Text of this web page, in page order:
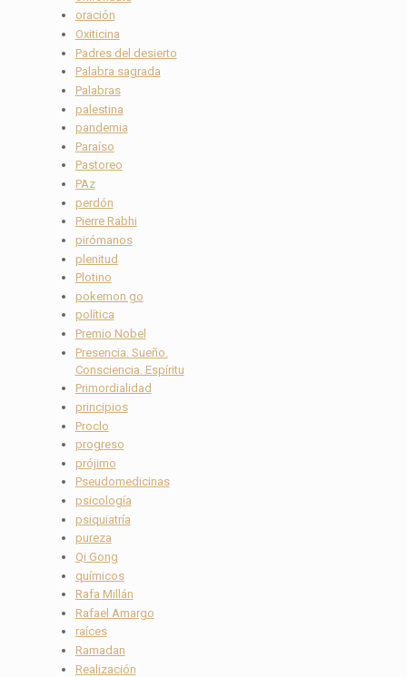
oración
Oxiticina
Padres del desierto
Palabra sagrada
Palabras
palestina
pandemia
Paraíso
Pastoreo
PAz
perdón
Pierre Rabhi
pirómanos
plenitud
Plotino
pokemon go
política
Premio Nobel
Presencia. Sueño.
Consciencia. Espíritu
Primordialidad
principios
Proclo
progreso
prójimo
Pseudomedicinas
psicología
psiquiatría
pureza
Qi Gong
químicos
Rafa Millán
Rafael Amargo
raíces
Ramadan
Realización